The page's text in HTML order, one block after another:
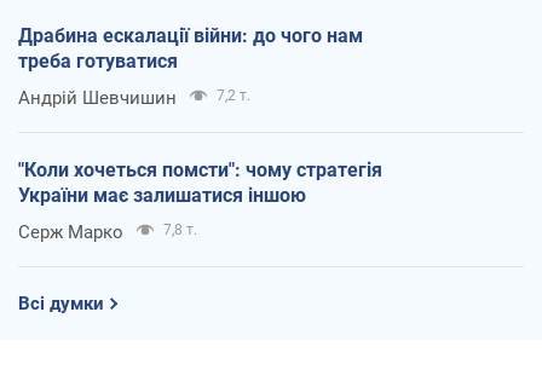
Драбина ескалації війни: до чого нам
треба готуватися
Андрій Шевчишин 7,2 т.
"Коли хочеться помсти": чому стратегія
України має залишатися іншою
Серж Марко 7,8 т.
Всі думки